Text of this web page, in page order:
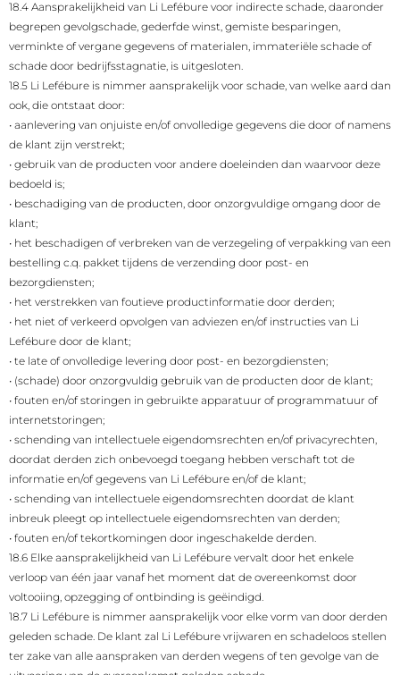
18.4 Aansprakelijkheid van Li Lefébure voor indirecte schade, daaronder
begrepen gevolgschade, gederfde winst, gemiste besparingen,
verminkte of vergane gegevens of materialen, immateriële schade of
schade door bedrijfsstagnatie, is uitgesloten.
18.5 Li Lefébure is nimmer aansprakelijk voor schade, van welke aard dan
ook, die ontstaat door:
• aanlevering van onjuiste en/of onvolledige gegevens die door of namens
de klant zijn verstrekt;
• gebruik van de producten voor andere doeleinden dan waarvoor deze
bedoeld is;
• beschadiging van de producten, door onzorgvuldige omgang door de
klant;
• het beschadigen of verbreken van de verzegeling of verpakking van een
bestelling c.q. pakket tijdens de verzending door post- en
bezorgdiensten;
• het verstrekken van foutieve productinformatie door derden;
• het niet of verkeerd opvolgen van adviezen en/of instructies van Li
Lefébure door de klant;
• te late of onvolledige levering door post- en bezorgdiensten;
• (schade) door onzorgvuldig gebruik van de producten door de klant;
• fouten en/of storingen in gebruikte apparatuur of programmatuur of
internetstoringen;
• schending van intellectuele eigendomsrechten en/of privacyrechten,
doordat derden zich onbevoegd toegang hebben verschaft tot de
informatie en/of gegevens van Li Lefébure en/of de klant;
• schending van intellectuele eigendomsrechten doordat de klant
inbreuk pleegt op intellectuele eigendomsrechten van derden;
• fouten en/of tekortkomingen door ingeschakelde derden.
18.6 Elke aansprakelijkheid van Li Lefébure vervalt door het enkele
verloop van één jaar vanaf het moment dat de overeenkomst door
voltooiing, opzegging of ontbinding is geëindigd.
18.7 Li Lefébure is nimmer aansprakelijk voor elke vorm van door derden
geleden schade. De klant zal Li Lefébure vrijwaren en schadeloos stellen
ter zake van alle aanspraken van derden wegens of ten gevolge van de